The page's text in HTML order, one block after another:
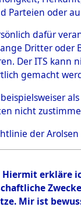
dem
Parteien oder
dafür
Dritter
Der ITS
gemacht
nicht
der Arolsen
erkläre
Mir ist